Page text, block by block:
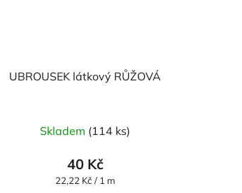
UBROUSEK látkový RŮŽOVÁ
Skladem (114 ks)
40 Kč
Měrná
22,22 Kč / 1 m